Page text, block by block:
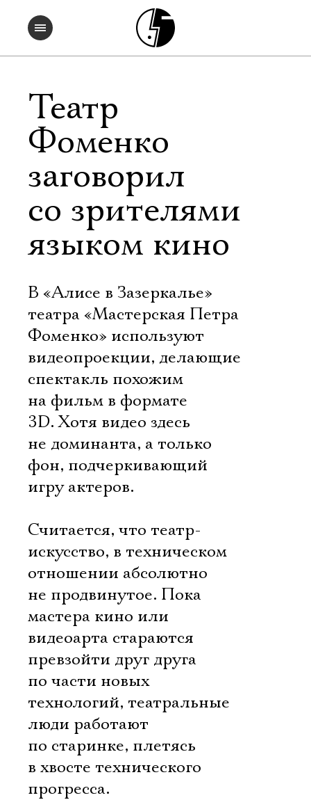
Театр
Фоменко
заговорил
со зрителями
языком кино
В «Алисе в Зазеркалье»
театра «Мастерская Петра
Фоменко» используют
видеопроекции, делающие
спектакль похожим
на фильм в формате
3D. Хотя видео здесь
не доминанта, а только
фон, подчеркивающий
игру актеров.
Считается, что театр-
искусство, в техническом
отношении абсолютно
не продвинутое. Пока
мастера кино или
видеоарта стараются
превзойти друг друга
по части новых
технологий, театральные
люди работают
по старинке, плетясь
в хвосте технического
прогресса.